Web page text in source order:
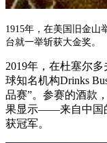
1915年，在美国旧金山
台就一举斩获大金奖。
2019年，在杜塞尔
球知名机构Drinks
品赛”。参赛的酒款
果显示——来自中国
获冠军。